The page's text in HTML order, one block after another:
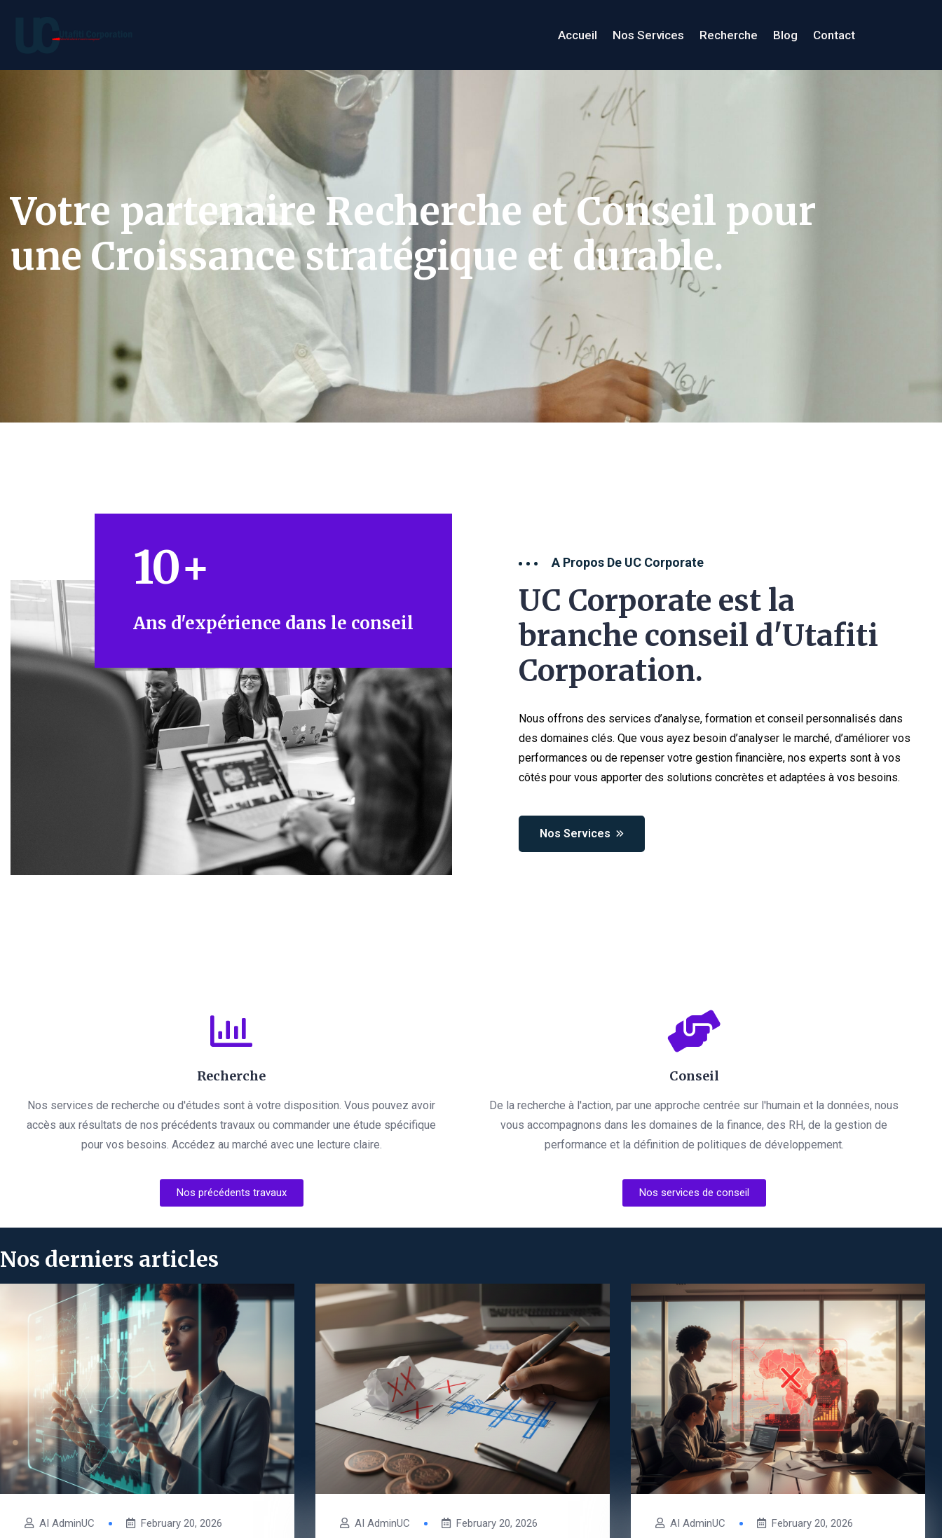
Accueil Nos Services Recherche Blog Contact
Votre partenaire Recherche et Conseil pour
une Croissance stratégique et durable.
10+
Ans d'expérience dans le conseil
A Propos De UC Corporate
UC Corporate est la
branche conseil d'Utafiti
Corporation.
Nous offrons des services d’analyse, formation et conseil personnalisés dans
des domaines clés. Que vous ayez besoin d’analyser le marché, d’améliorer vos
performances ou de repenser votre gestion financière, nos experts sont à vos
côtés pour vous apporter des solutions concrètes et adaptées à vos besoins.
Nos Services
Recherche
Nos services de recherche ou d'études sont à votre disposition. Vous pouvez avoir
accès aux résultats de nos précédents travaux ou commander une étude spécifique
pour vos besoins. Accédez au marché avec une lecture claire.
Nos précédents travaux
Conseil
De la recherche à l'action, par une approche centrée sur l'humain et la données, nous
vous accompagnons dans les domaines de la finance, des RH, de la gestion de
performance et la définition de politiques de développement.
Nos services de conseil
Nos derniers articles
AI AdminUC February 20, 2026 AI AdminUC February 20, 2026 AI AdminUC February 20, 2026